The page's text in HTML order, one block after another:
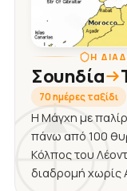
Η
Σουηδία
70 ημέρες ταξίδι
Η Μάγχη με
πάνω από 100
Κόλπος του
διαδρομή χωρίς